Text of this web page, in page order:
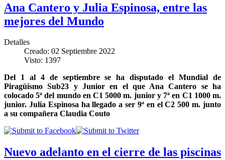
Ana Cantero y Julia Espinosa, entre las
mejores del Mundo
Detalles
Creado: 02 Septiembre 2022
Visto: 1397
Del 1 al 4 de septiembre se ha disputado el Mundial de
Piragüismo Sub23 y Junior en el que Ana Cantero se ha
colocado 5ª del mundo en C1 5000 m. junior y 7ª en C1 1000 m.
junior. Julia Espinosa ha llegado a ser 9ª en el C2 500 m. junto
a su compañera Claudia Couto
Nuevo adelanto en el cierre de las piscinas